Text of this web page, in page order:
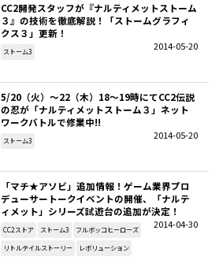
CC2開発スタッフが『ナルティメットストーム
３』の技術を徹底解説！「ストームグラフィ
クス３」更新！
2014-05-20
ストーム3
5/20（火）～22（木）18～19時にてCC2伝説
の忍が「ナルティメットストーム３」ネット
ワークバトルで修業中!!
2014-05-20
ストーム3
「マチ★アソビ」追加情報！ゲーム業界プロ
デューサートークイベントの開催、「ナルテ
ィメット」シリーズ試遊台の追加が決定！
2014-04-30
CC2ストア ストーム3 フルボッコヒーローズ
リトルテイルストーリー レボリューション